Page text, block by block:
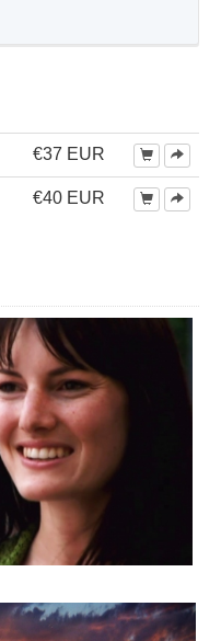
€37 EUR
€40 EUR